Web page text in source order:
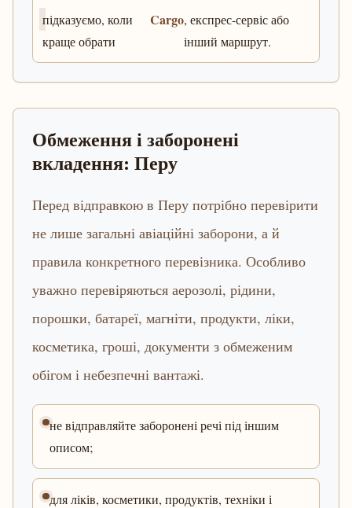
підказуємо, коли
краще обрати
Cargo, експрес-сервіс або
інший маршрут.
Обмеження і заборонені
вкладення: Перу
Перед відправкою в Перу потрібно перевірити
не лише загальні авіаційні заборони, а й
правила конкретного перевізника. Особливо
уважно перевіряються аерозолі, рідини,
порошки, батареї, магніти, продукти, ліки,
косметика, гроші, документи з обмеженим
обігом і небезпечні вантажі.
не відправляйте заборонені речі під іншим
описом;
для ліків, косметики, продуктів, техніки і